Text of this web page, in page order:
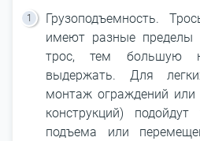
Грузоподъемность.
имеют разные пределы
трос, тем большую
выдержать. Для
монтаж ограждений или
конструкций)
подъема или